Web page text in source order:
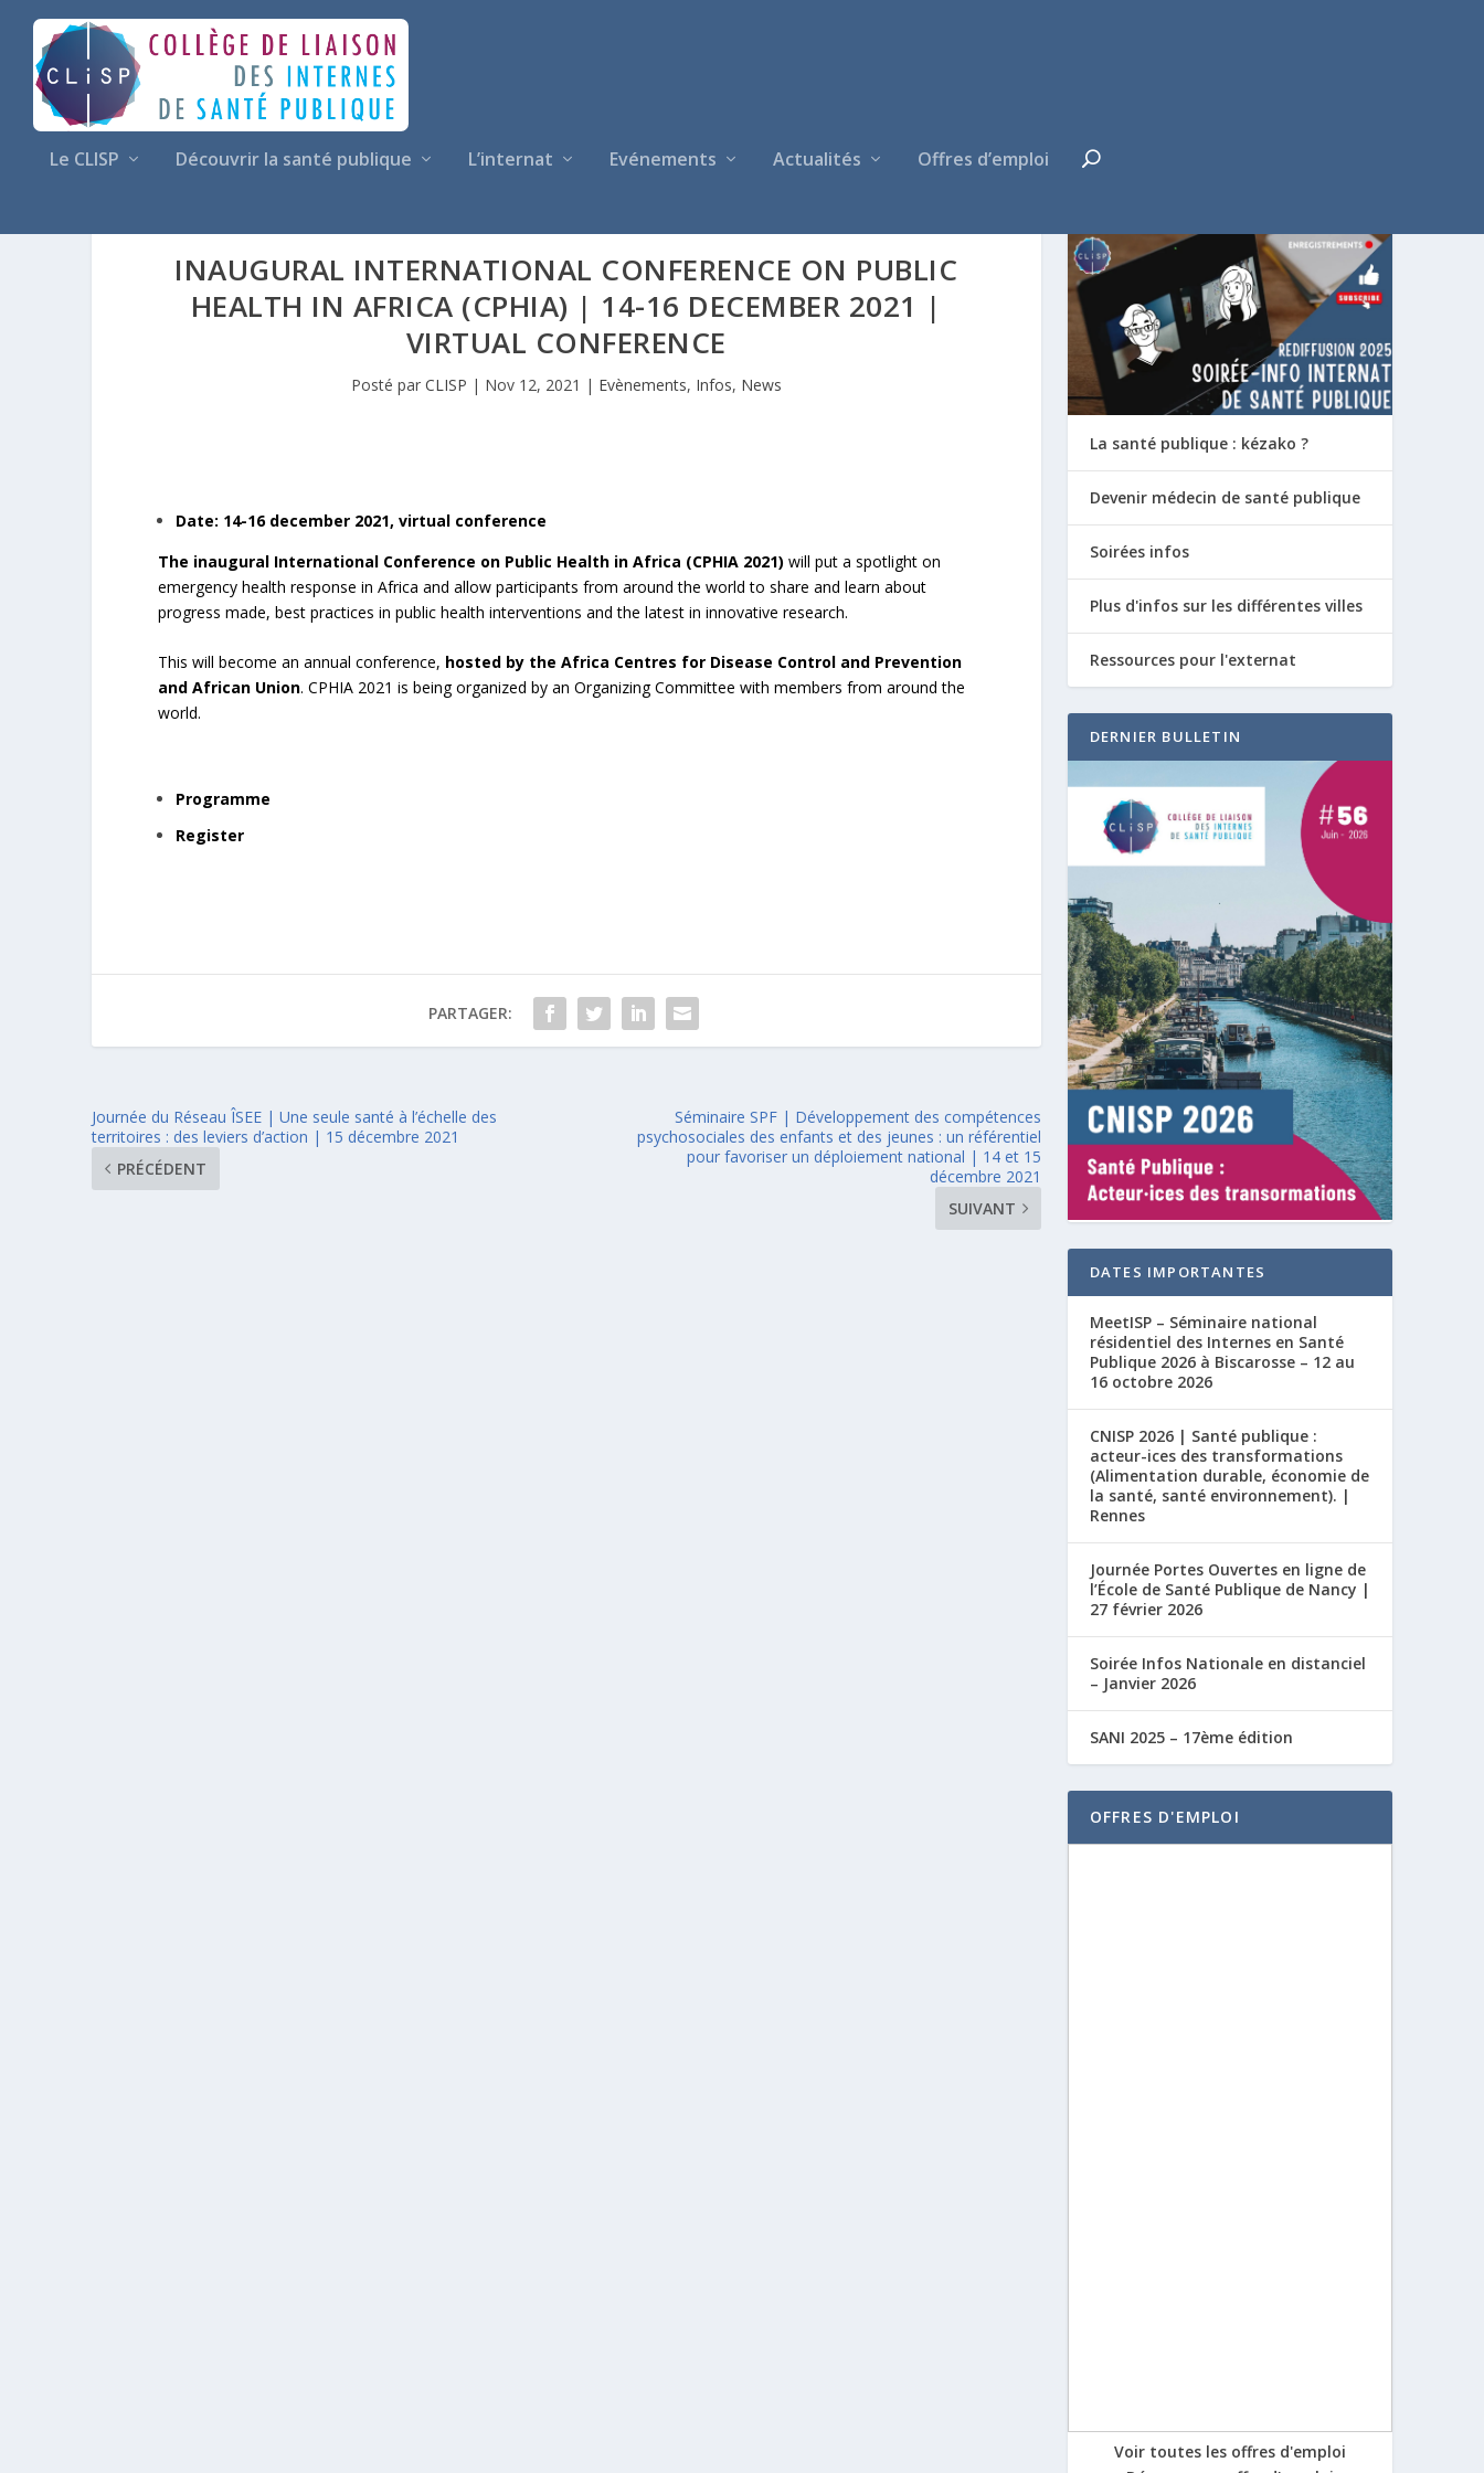
Le CLISP Découvrir la santé publique L’internat Evénements Actualités Offres d’emploi
INAUGURAL INTERNATIONAL CONFERENCE ON PUBLIC
HEALTH IN AFRICA (CPHIA) | 14-16 DECEMBER 2021 |
VIRTUAL CONFERENCE
Posté par CLISP | Nov 12, 2021 | Evènements, Infos, News
Date: 14-16 december 2021, virtual conference
The inaugural International Conference on Public Health in Africa (CPHIA 2021) will put a spotlight on
emergency health response in Africa and allow participants from around the world to share and learn about
progress made, best practices in public health interventions and the latest in innovative research.
This will become an annual conference, hosted by the Africa Centres for Disease Control and Prevention
and African Union. CPHIA 2021 is being organized by an Organizing Committee with members from around the
world.
Programme
Register
PARTAGER:
Journée du Réseau ÎSEE | Une seule santé à l’échelle des
territoires : des leviers d’action | 15 décembre 2021
PRÉCÉDENT
Séminaire SPF | Développement des compétences
psychosociales des enfants et des jeunes : un référentiel
pour favoriser un déploiement national | 14 et 15
décembre 2021
SUIVANT
La santé publique : kézako ?
Devenir médecin de santé publique
Soirées infos
Plus d'infos sur les différentes villes
Ressources pour l'externat
DERNIER BULLETIN
DATES IMPORTANTES
MeetISP – Séminaire national
résidentiel des Internes en Santé
Publique 2026 à Biscarosse – 12 au
16 octobre 2026
CNISP 2026 | Santé publique :
acteur-ices des transformations
(Alimentation durable, économie de
la santé, santé environnement). |
Rennes
Journée Portes Ouvertes en ligne de
l’École de Santé Publique de Nancy |
27 février 2026
Soirée Infos Nationale en distanciel
– Janvier 2026
SANI 2025 – 17ème édition
OFFRES D'EMPLOI
Voir toutes les offres d'emploi